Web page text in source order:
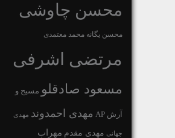
محسن چاوشی
محسن یگانه محمد معتمدی
مرتضی اشرفی
مسعود صادقلو مسیح و
آرش AP مهدی احمدوند مهدی
جهانی مهدی مقدم مهراب